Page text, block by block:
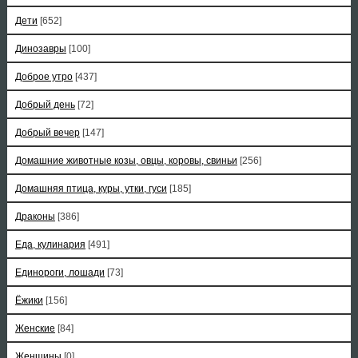
Дети [652]
Динозавры [100]
Доброе утро [437]
Добрый день [72]
Добрый вечер [147]
Домашние животные козы, овцы, коровы, свиньи [256]
Домашняя птица, куры, утки, гуси [185]
Драконы [386]
Еда, кулинария [491]
Единороги, лошади [73]
Ёжики [156]
Женские [84]